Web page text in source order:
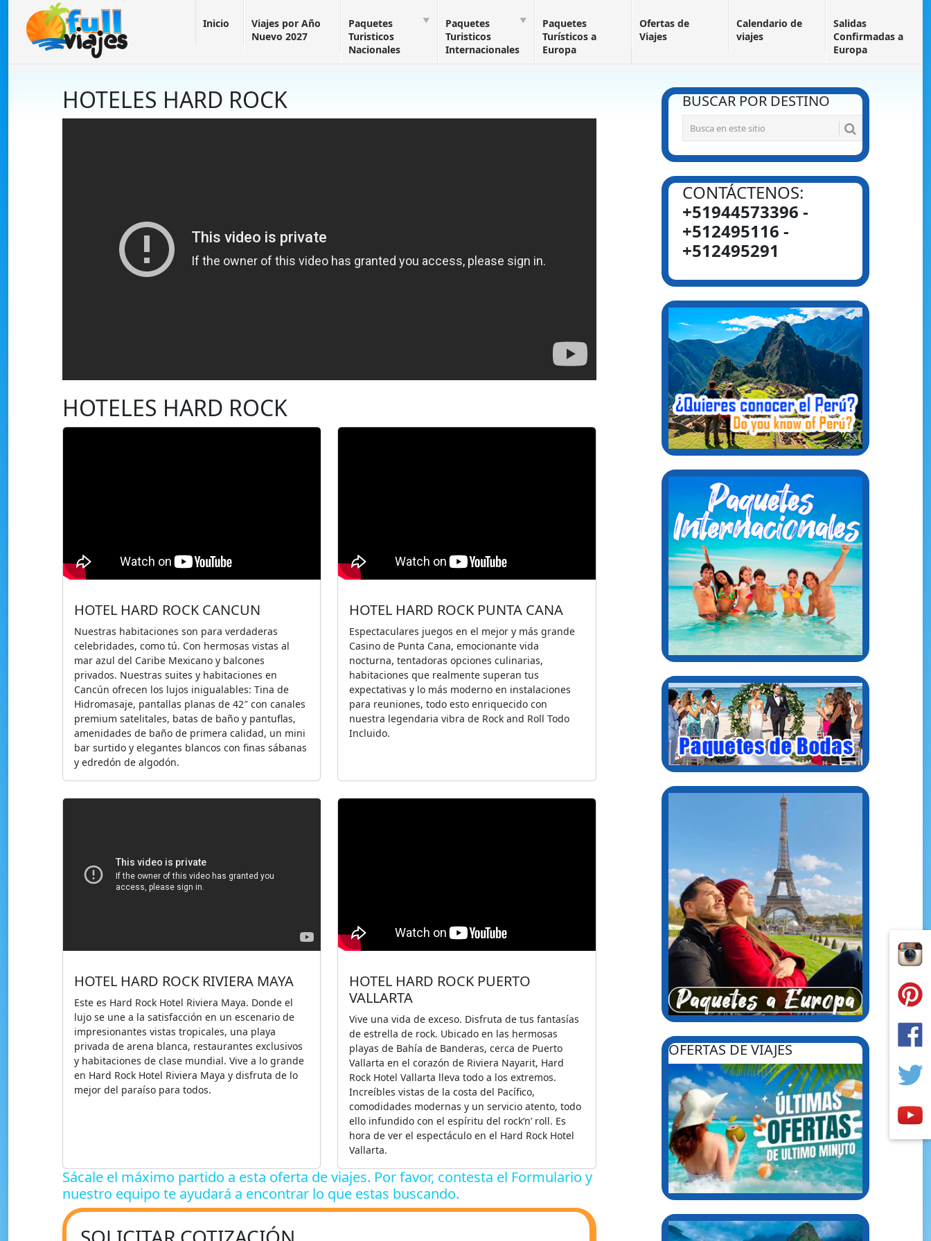
Inicio
Viajes por Año
Nuevo 2027
Paquetes
Turisticos
Nacionales
Paquetes
Turisticos
Internacionales
Paquetes
Turísticos a
Europa
Ofertas de
Viajes
Calendario de
viajes
Salidas
Confirmadas a
Europa
HOTELES HARD ROCK
HOTELES HARD ROCK
HOTEL HARD ROCK CANCUN
Nuestras habitaciones son para verdaderas
celebridades, como tú. Con hermosas vistas al
mar azul del Caribe Mexicano y balcones
privados. Nuestras suites y habitaciones en
Cancún ofrecen los lujos inigualables: Tina de
Hidromasaje, pantallas planas de 42″ con canales
premium satelitales, batas de baño y pantuflas,
amenidades de baño de primera calidad, un mini
bar surtido y elegantes blancos con finas sábanas
y edredón de algodón.
HOTEL HARD ROCK PUNTA CANA
Espectaculares juegos en el mejor y más grande
Casino de Punta Cana, emocionante vida
nocturna, tentadoras opciones culinarias,
habitaciones que realmente superan tus
expectativas y lo más moderno en instalaciones
para reuniones, todo esto enriquecido con
nuestra legendaria vibra de Rock and Roll Todo
Incluido.
HOTEL HARD ROCK RIVIERA MAYA
Este es Hard Rock Hotel Riviera Maya. Donde el
lujo se une a la satisfacción en un escenario de
impresionantes vistas tropicales, una playa
privada de arena blanca, restaurantes exclusivos
y habitaciones de clase mundial. Vive a lo grande
en Hard Rock Hotel Riviera Maya y disfruta de lo
mejor del paraíso para todos.
HOTEL HARD ROCK PUERTO
VALLARTA
Vive una vida de exceso. Disfruta de tus fantasías
de estrella de rock. Ubicado en las hermosas
playas de Bahía de Banderas, cerca de Puerto
Vallarta en el corazón de Riviera Nayarit, Hard
Rock Hotel Vallarta lleva todo a los extremos.
Increíbles vistas de la costa del Pacífico,
comodidades modernas y un servicio atento, todo
ello infundido con el espíritu del rock’n’ roll. Es
hora de ver el espectáculo en el Hard Rock Hotel
Vallarta.
Sácale el máximo partido a esta oferta de viajes. Por favor, contesta el Formulario y
nuestro equipo te ayudará a encontrar lo que estas buscando.
BUSCAR POR DESTINO
CONTÁCTENOS:
+51944573396 -
+512495116 -
+512495291
OFERTAS DE VIAJES